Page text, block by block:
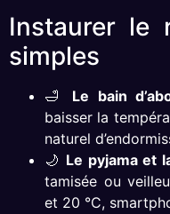
Instaurer le
simples
🛁 Le bain
baisser la
naturel
🌙 Le pyjama et
tamisée ou
et 20 °C,